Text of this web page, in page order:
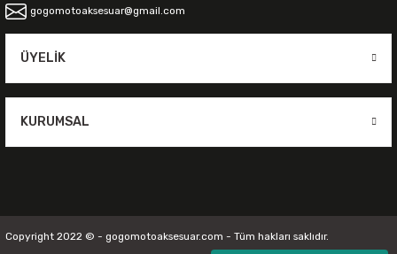
gogomotoaksesuar@gmail.com
ÜYELIK
KURUMSAL
Copyright 2022 © - gogomotoaksesuar.com - Tüm hakları saklıdır.